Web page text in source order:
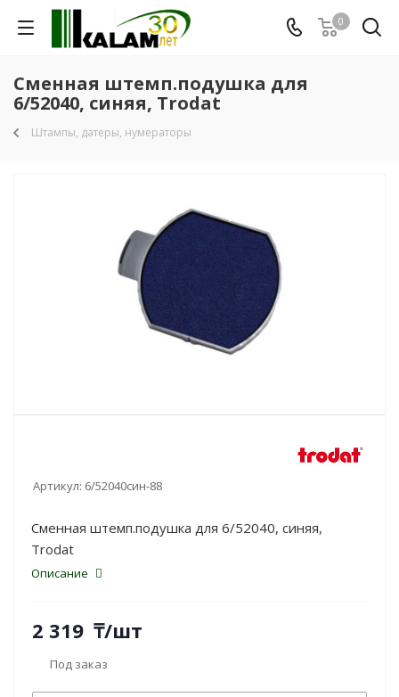
0
Сменная штемп.подушка для
6/52040, синяя, Trodat
Штампы, датеры, нумераторы
Артикул: 6/52040син-88
Сменная штемп.подушка для 6/52040, синяя,
Trodat
Описание
2 319 ₸/шт
Под заказ